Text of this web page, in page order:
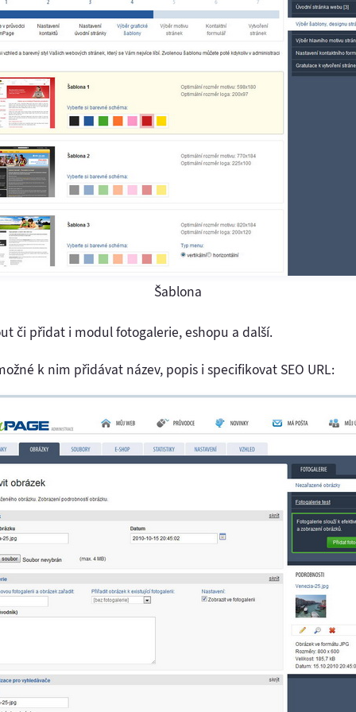
Šablona
či přidat i modul fotogalerie, eshopu a další.
k nim přidávat název, popis i specifikovat SEO URL: